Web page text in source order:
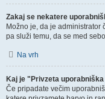
Zakaj se nekatere
Možno je, da je
pa služi temu, da se med
Na vrh
Kaj je "Privzeta
Če pripadate večim